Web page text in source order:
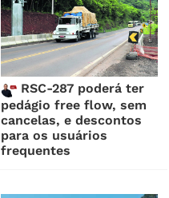
RSC-287 poderá ter
pedágio free flow, sem
cancelas, e descontos
para os usuários
frequentes